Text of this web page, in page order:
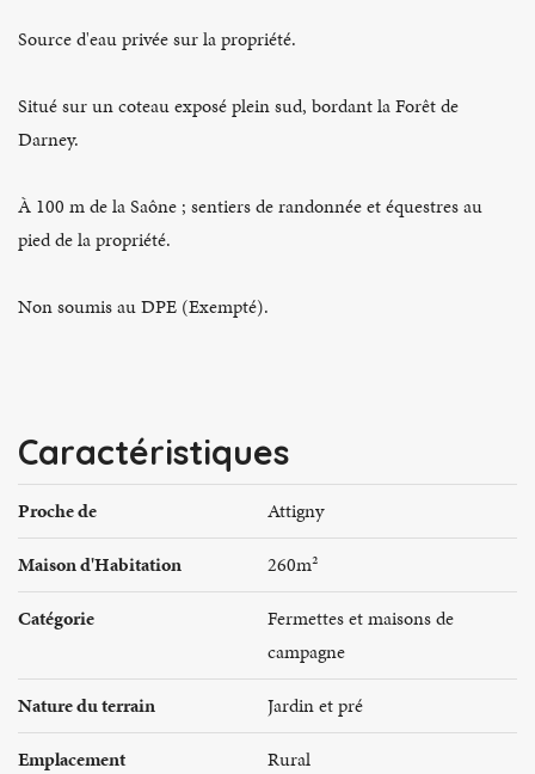
Source d'eau privée sur la propriété.
Situé sur un coteau exposé plein sud, bordant la Forêt de
Darney.
À 100 m de la Saône ; sentiers de randonnée et équestres au
pied de la propriété.
Non soumis au DPE (Exempté).
Caractéristiques
Proche de
Attigny
Maison d'Habitation
260m²
Catégorie
Fermettes et maisons de
campagne
Nature du terrain
Jardin et pré
Emplacement
Rural